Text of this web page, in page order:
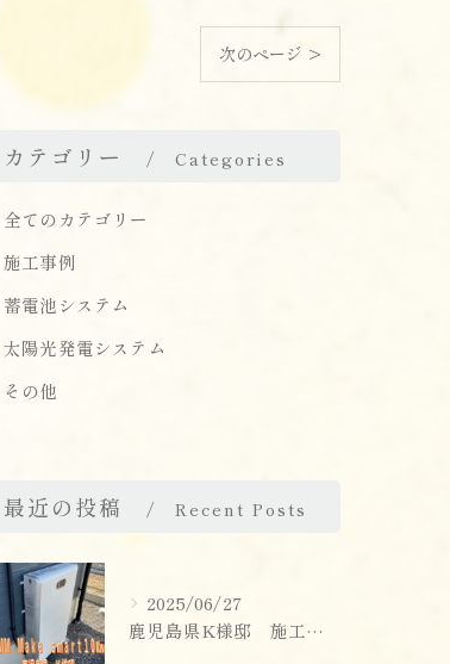
次のページ >
カテゴリー Categories
全てのカテゴリー
施工事例
蓄電池システム
太陽光発電システム
その他
最近の投稿 Recent Posts
2025/06/27
鹿児島県K様邸 施工実績